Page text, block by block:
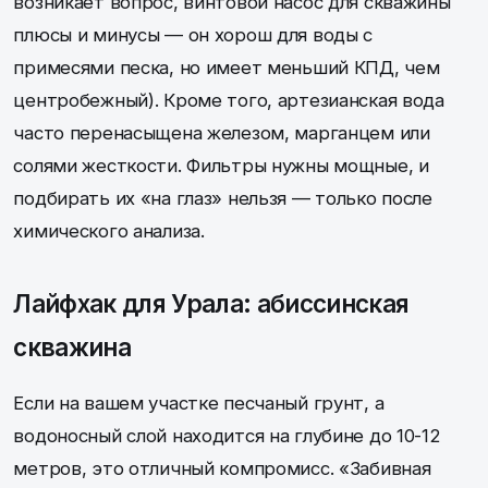
плюсы и минусы — он хорош для воды с
примесями песка, но имеет меньший КПД, чем
центробежный). Кроме того, артезианская вода
часто перенасыщена железом, марганцем или
солями жесткости. Фильтры нужны мощные, и
подбирать их «на глаз» нельзя — только после
химического анализа.
Лайфхак для Урала: абиссинская
скважина
Если на вашем участке песчаный грунт, а
водоносный слой находится на глубине до 10-12
метров, это отличный компромисс. «Забивная